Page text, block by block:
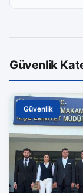
Güvenlik
Güvenlik